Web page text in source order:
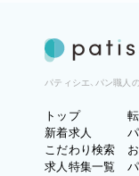
パティシエ、パン職人
トップ
新着求人
こだわり検索
求人特集一覧